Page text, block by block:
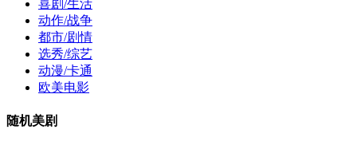
喜剧/生活
动作/战争
都市/剧情
选秀/综艺
动漫/卡通
欧美电影
随机美剧